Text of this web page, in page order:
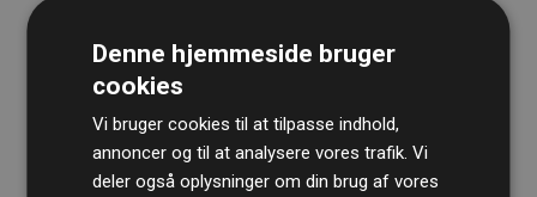
Denne hjemmeside bruger
cookies
Vi bruger cookies til at tilpasse indhold,
annoncer og til at analysere vores trafik. Vi
deler også oplysninger om din brug af vores